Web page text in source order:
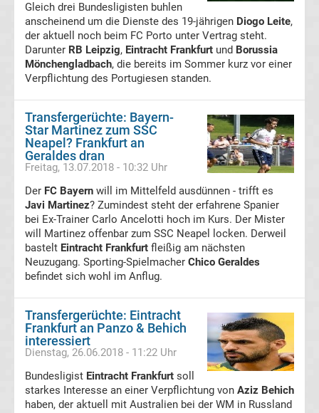
Transfergerüchte
Eintracht
Braunschweig
Transfergerüchte
Eintracht
Frankfurt
Transfergerüchte
Energie
Cottbus
Transfergerüchte
FC
Gleich drei Bundesligisten buhlen
anscheinend um die Dienste des 19-jährigen Diogo Leite,
der aktuell noch beim FC Porto unter Vertrag steht.
Darunter RB Leipzig, Eintracht Frankfurt und Borussia
Mönchengladbach, die bereits im Sommer kurz vor einer
Verpflichtung des Portugiesen standen.
Transfergerüchte: Bayern-
Star Martinez zum SSC
Neapel? Frankfurt an
Geraldes dran
Freitag, 13.07.2018 - 10:32 Uhr
Der FC Bayern will im Mittelfeld ausdünnen - trifft es
Javi Martinez? Zumindest steht der erfahrene Spanier
bei Ex-Trainer Carlo Ancelotti hoch im Kurs. Der Mister
will Martinez offenbar zum SSC Neapel locken. Derweil
bastelt Eintracht Frankfurt fleißig am nächsten
Neuzugang. Sporting-Spielmacher Chico Geraldes
befindet sich wohl im Anflug.
Transfergerüchte: Eintracht
Frankfurt an Panzo & Behich
interessiert
Dienstag, 26.06.2018 - 11:22 Uhr
Bundesligist Eintracht Frankfurt soll
starkes Interesse an einer Verpflichtung von Aziz Behich
haben, der aktuell mit Australien bei der WM in Russland